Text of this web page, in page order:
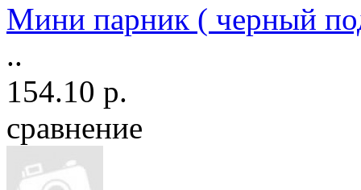
Мини парник ( черный
..
154.10 р.
сравнение